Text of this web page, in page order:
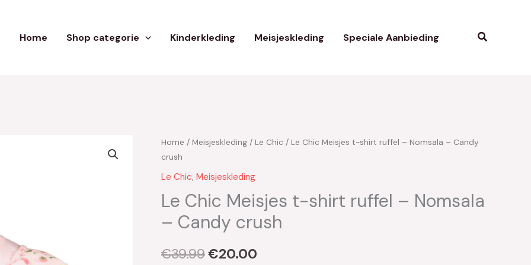
Home Shop categorie Kinderkleding Meisjeskleding Speciale Aanbieding Zoeken
Home / Meisjeskleding / Le Chic / Le Chic Meisjes t-shirt ruffel – Nomsala – Candy
crush
Le Chic, Meisjeskleding
Le Chic Meisjes t-shirt ruffel – Nomsala
– Candy crush
€39.99
Oorspronkelijke
prijs
was:
€39.99.
€20.00
Huidige
is:
€20.00.